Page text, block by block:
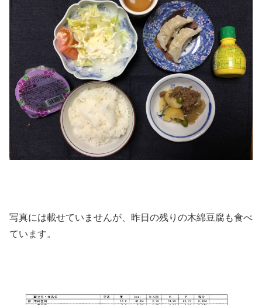
写真には載せていませんが、昨日の残りの木綿豆腐も食べ
ています。